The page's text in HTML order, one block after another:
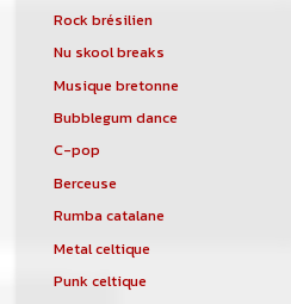
Rock brésilien
Nu skool breaks
Musique bretonne
Bubblegum dance
C-pop
Berceuse
Rumba catalane
Metal celtique
Punk celtique